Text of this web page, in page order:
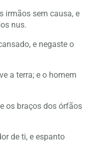
irmãos sem causa, e
nus.
e negaste o
a terra; e o homem
os braços dos órfãos
de ti, e espanto